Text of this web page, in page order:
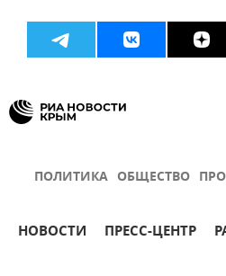
ПОЛИТИКА ОБЩЕСТВО
НОВОСТИ ПРЕСС-ЦЕНТР